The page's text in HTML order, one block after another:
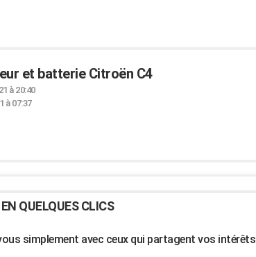
et batterie Citroën C4
à 20:40
à 07:37
QUELQUES CLICS
simplement avec ceux qui partagent vos intérêts